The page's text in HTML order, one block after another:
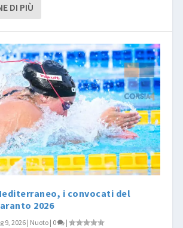
DI PIÙ
i convocati del
2026
9, 2026 | Nuoto | 0 |